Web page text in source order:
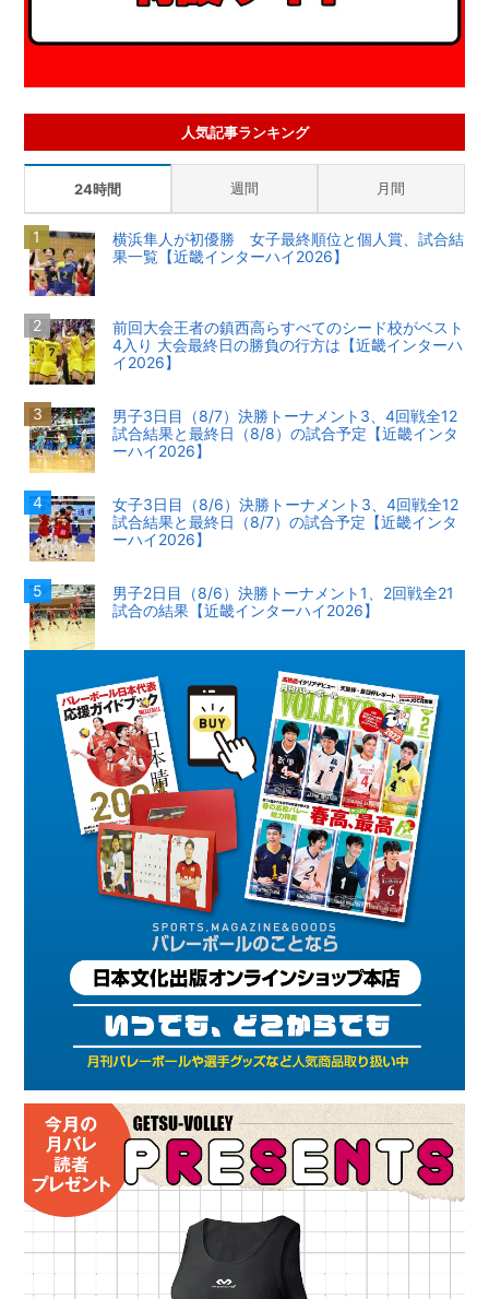
人気記事ランキング
24時間 週間 月間
横浜隼人が初優勝 女子最終順位と個人賞、試合結
果一覧【近畿インターハイ2026】
前回大会王者の鎮西高らすべてのシード校がベスト
4入り 大会最終日の勝負の行方は【近畿インターハ
イ2026】
男子3日目（8/7）決勝トーナメント3、4回戦全12
試合結果と最終日（8/8）の試合予定【近畿インタ
ーハイ2026】
女子3日目（8/6）決勝トーナメント3、4回戦全12
試合結果と最終日（8/7）の試合予定【近畿インタ
ーハイ2026】
男子2日目（8/6）決勝トーナメント1、2回戦全21
試合の結果【近畿インターハイ2026】